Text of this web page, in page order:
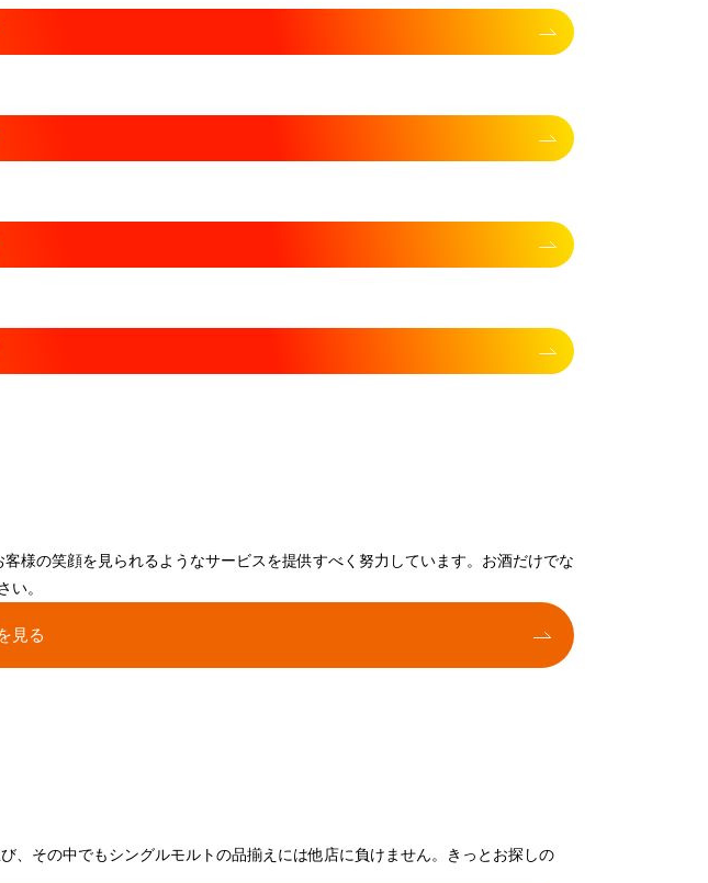
様の笑顔を見られるようなサービスを提供すべく努力しています。お酒だけでな
い。
見る
、その中でもシングルモルトの品揃えには他店に負けません。きっとお探しの